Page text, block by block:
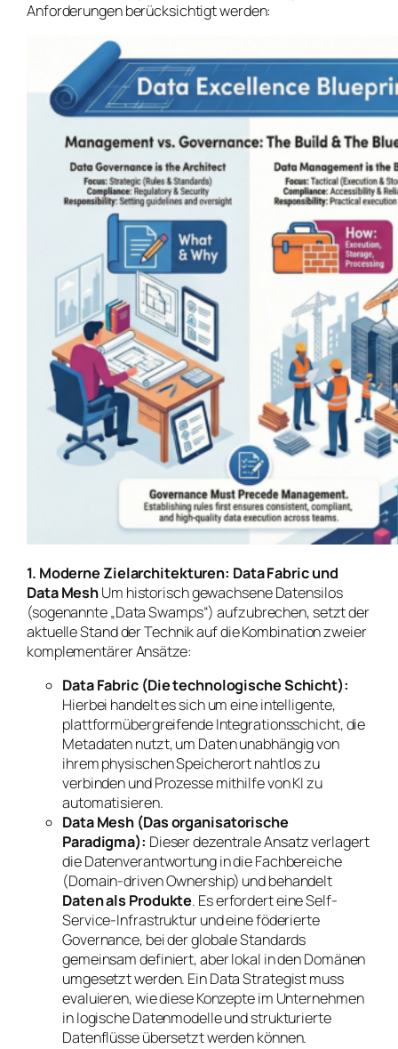
Anforderungen berücksichtigt werden:
1. Moderne Zielarchitekturen: Data Fabric und
Data MeshUm historisch gewachsene Datensilos
(sogenannte „Data Swamps“) aufzubrechen, setzt der
aktuelle Stand der Technik auf die Kombination zweier
komplementärer Ansätze:
Data Fabric (Die technologische Schicht):
Hierbei handelt es sich um eine intelligente,
plattformübergreifende Integrationsschicht, die
Metadaten nutzt, um Daten unabhängig von
ihrem physischen Speicherort nahtlos zu
verbinden und Prozesse mithilfe von KI zu
automatisieren.
Data Mesh (Das organisatorische
Paradigma): Dieser dezentrale Ansatz verlagert
die Datenverantwortung in die Fachbereiche
(Domain-driven Ownership) und behandelt
Daten als Produkte. Es erfordert eine Self-
Service-Infrastruktur und eine föderierte
Governance, bei der globale Standards
gemeinsam definiert, aber lokal in den Domänen
umgesetzt werden. Ein Data Strategist muss
evaluieren, wie diese Konzepte im Unternehmen
in logische Datenmodelle und strukturierte
Datenflüsse übersetzt werden können.